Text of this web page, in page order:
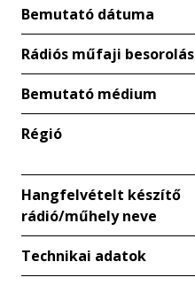
Bemutató dátuma
Rádiós műfaji besorolás
Bemutató médium
Régió
Hangfelvételt készítő
rádió/műhely neve
Technikai adatok